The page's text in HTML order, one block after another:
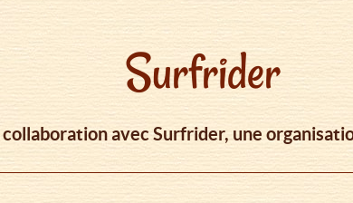
Surfrider
avec Surfrider, une